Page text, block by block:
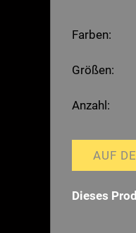
Farben:
Größen:
Anzahl:
AUF
Dieses